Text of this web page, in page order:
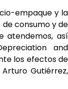
empaque y la
consumo y de
atendemos, así
and
los efectos de
Gutiérrez,